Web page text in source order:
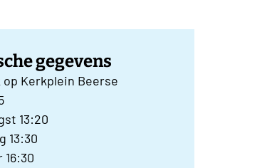
gegevens
Kerkplein Beerse
13:20
13:30
16:30